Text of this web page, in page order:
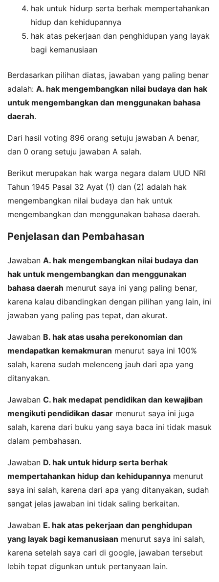
hak untuk hidurp serta berhak mempertahankan
hidup dan kehidupannya
hak atas pekerjaan dan penghidupan yang layak
bagi kemanusiaan
Berdasarkan pilihan diatas, jawaban yang paling benar
adalah: A. hak mengembangkan nilai budaya dan hak
untuk mengembangkan dan menggunakan bahasa
daerah.
Dari hasil voting 896 orang setuju jawaban A benar,
dan 0 orang setuju jawaban A salah.
Berikut merupakan hak warga negara dalam UUD NRI
Tahun 1945 Pasal 32 Ayat (1) dan (2) adalah hak
mengembangkan nilai budaya dan hak untuk
mengembangkan dan menggunakan bahasa daerah.
Penjelasan dan Pembahasan
Jawaban A. hak mengembangkan nilai budaya dan
hak untuk mengembangkan dan menggunakan
bahasa daerah menurut saya ini yang paling benar,
karena kalau dibandingkan dengan pilihan yang lain, ini
jawaban yang paling pas tepat, dan akurat.
Jawaban B. hak atas usaha perekonomian dan
mendapatkan kemakmuran menurut saya ini 100%
salah, karena sudah melenceng jauh dari apa yang
ditanyakan.
Jawaban C. hak medapat pendidikan dan kewajiban
mengikuti pendidikan dasar menurut saya ini juga
salah, karena dari buku yang saya baca ini tidak masuk
dalam pembahasan.
Jawaban D. hak untuk hidurp serta berhak
mempertahankan hidup dan kehidupannya menurut
saya ini salah, karena dari apa yang ditanyakan, sudah
sangat jelas jawaban ini tidak saling berkaitan.
Jawaban E. hak atas pekerjaan dan penghidupan
yang layak bagi kemanusiaan menurut saya ini salah,
karena setelah saya cari di google, jawaban tersebut
lebih tepat digunkan untuk pertanyaan lain.